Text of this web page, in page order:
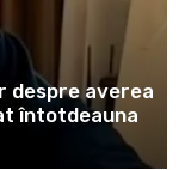
despre averea
întotdeauna